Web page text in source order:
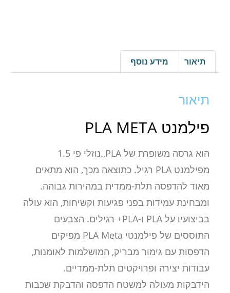
תיאור מידע נוסף
תיאור
פילמנט PLA META
הוא גרסה משופרת של PLA,.נוזלי פי 1.5
מפילמנט PLA רגיל. כתוצאה מכך, הוא מתאים
מאוד להדפסה תלת-ממדית במהירות גבוהה.
ומבחינת עמידות בפני פגיעות וקשיחות, הוא עולה
בביצועיו על PLA ו-PLA+ רגילים. הצבעים
התוססים של פילמנטי PLA Meta מפיקים
הדפסות עם גימור מבריק, המושלמות לאומנות,
עבודות יצירה ופרויקטים תלת-ממדיים.
הידבקות מעולה למשטח הדפסה והדבקת שכבות